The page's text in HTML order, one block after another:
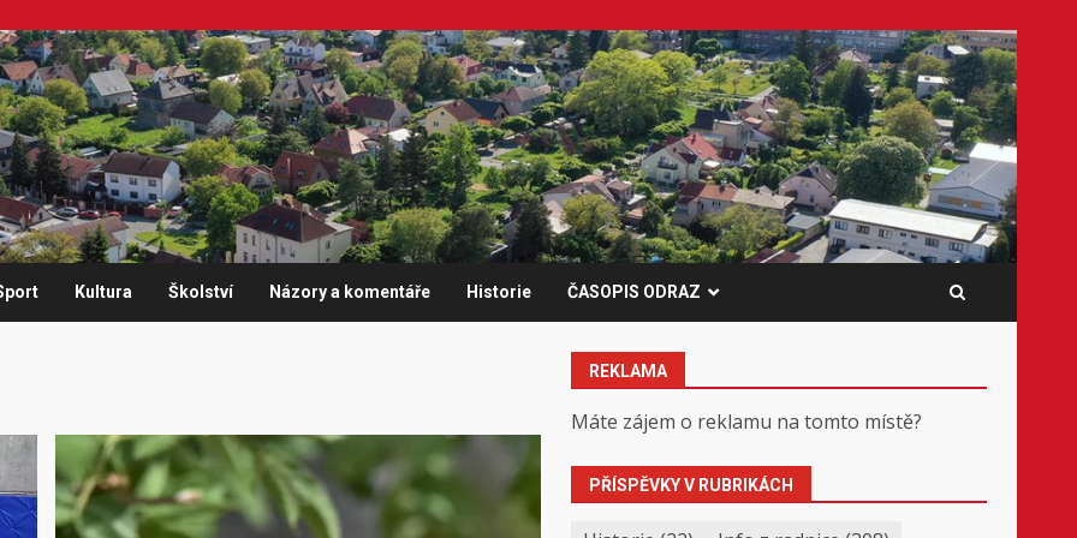
Kultura Školství Názory a komentáře Historie ČASOPIS ODRAZ
REKLAMA
Máte zájem o reklamu na tomto místě?
PŘÍSPĚVKY V RUBRIKÁCH